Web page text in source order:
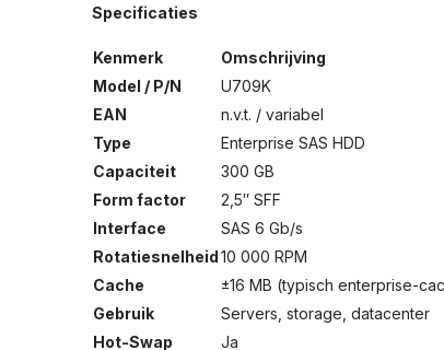
Specificaties
Kenmerk
Omschrijving
Model / P/N
U709K
EAN
n.v.t. / variabel
Type
Enterprise SAS HDD
Capaciteit
300 GB
Form factor
2,5″ SFF
Interface
SAS 6 Gb/s
Rotatiesnelheid10 000 RPM
Cache
±16 MB (typisch enterprise-
Gebruik
Servers, storage, datacenter
Hot-Swap
Ja